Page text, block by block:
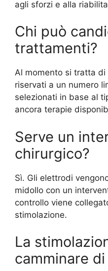
agli sforzi e alla
Chi può
trattamenti?
Al momento si tratta
riservati a un numero
selezionati in base al
ancora terapie
Serve un
chirurgico?
Sì. Gli elettrodi
midollo con un
controllo viene
stimolazione.
La
camminare